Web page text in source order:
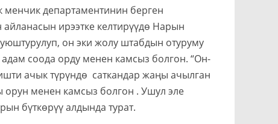
департаментинин берген
ирээтке келтирүүдө Нарын
он эки жолу штабдын отуруму
соода орду менен камсыз болгон. “Он-
ачык түрүндө саткандар жаңы ачылган
орун менен камсыз болгон . Ушул эле
бүткөрүү алдында турат.